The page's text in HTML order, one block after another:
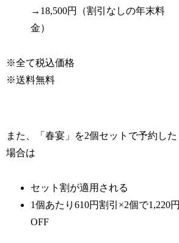
→18,500円（割引なしの年末料
金）
※全て税込価格
※送料無料
また、「春宴」を2個セットで予約した
場合は
セット割が適用される
1個あたり610円割引×2個で1,220円
OFF